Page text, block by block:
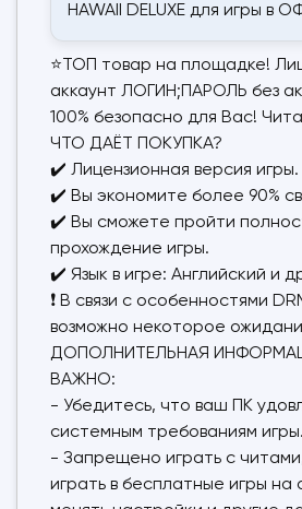
HAWAII DELUXE для игры в
⭐ТОП товар на площадке!
аккаунт ЛОГИН;ПАРОЛЬ без
100% безопасно для Вас!
ЧТО ДАЁТ ПОКУПКА?
✔️ Лицензионная версия игры.
✔️ Вы экономите более 90%
✔️ Вы сможете пройти
прохождение игры.
✔️ Язык в игре: Английский и
❗ В связи с особенностями
возможно некоторое
ДОПОЛНИТЕЛЬНАЯ
ВАЖНО:
- Убедитесь, что ваш ПК
системным требованиям игры.
- Запрещено играть с
играть в бесплатные игры на